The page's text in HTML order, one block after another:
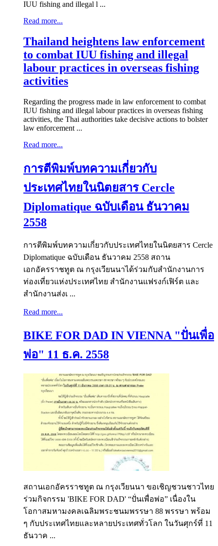
IUU fishing and illegal l ...
Read more...
Thailand heightens law enforcement
to combat IUU fishing and illegal
labour practices in overseas fishing
activities
Regarding the progress made in law enforcement to combat
IUU fishing and illegal labour practices in overseas fishing
activities, the Thai authorities take decisive actions to bolster
law enforcement ...
Read more...
การตีพิมพ์บทความเกี่ยวกับ
ประเทศไทยในนิตยสาร Cercle
Diplomatique ฉบับเดือน ธันวาคม
2558
การตีพิมพ์บทความเกี่ยวกับประเทศไทยในนิตยสาร Cercle
Diplomatique ฉบับเดือน ธันวาคม 2558 สถาน
เอกอัครราชทูต ณ กรุงเวียนนาได้ร่วมกับสำนักงานการ
ท่องเที่ยวแห่งประเทศไทย สำนักงานแฟรงก์เฟิร์ต และ
สำนักงานส่งเ ...
Read more...
BIKE FOR DAD IN VIENNA "ปั่นเพื่อ
พ่อ" 11 ธ.ค. 2558
สถานเอกอัครราชทูต ณ กรุงเวียนนา ขอเชิญชวนชาวไทย
ร่วมกิจกรรม 'BIKE FOR DAD' “ปั่นเพื่อพ่อ” เนื่องใน
โอกาสมหามงคลเฉลิมพระชนมพรรษา 88 พรรษา พร้อม
ๆ กับประเทศไทยและหลายประเทศทั่วโลก ในวันศุกร์ที่ 11
ธันวาค ...